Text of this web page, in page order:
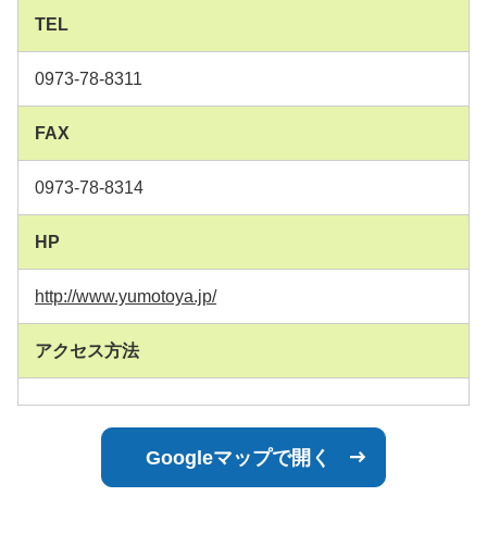
TEL
0973-78-8311
FAX
0973-78-8314
HP
http://www.yumotoya.jp/
アクセス方法
Googleマップで開く